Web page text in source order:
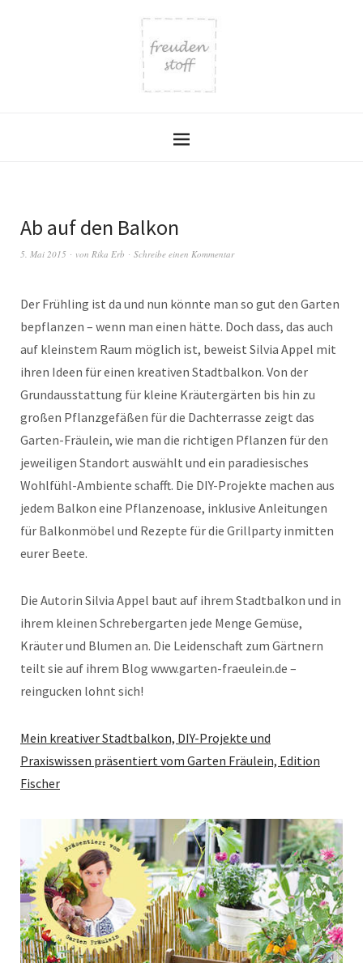
Ab auf den Balkon
5. Mai 2015 von Rika Erb Schreibe einen Kommentar
Der Frühling ist da und nun könnte man so gut den Garten
bepflanzen – wenn man einen hätte. Doch dass, das auch
auf kleinstem Raum möglich ist, beweist Silvia Appel mit
ihren Ideen für einen kreativen Stadtbalkon. Von der
Grundausstattung für kleine Kräutergärten bis hin zu
großen Pflanzgefäßen für die Dachterrasse zeigt das
Garten-Fräulein, wie man die richtigen Pflanzen für den
jeweiligen Standort auswählt und ein paradiesisches
Wohlfühl-Ambiente schafft. Die DIY-Projekte machen aus
jedem Balkon eine Pflanzenoase, inklusive Anleitungen
für Balkonmöbel und Rezepte für die Grillparty inmitten
eurer Beete.
Die Autorin Silvia Appel baut auf ihrem Stadtbalkon und in
ihrem kleinen Schrebergarten jede Menge Gemüse,
Kräuter und Blumen an. Die Leidenschaft zum Gärtnern
teilt sie auf ihrem Blog www.garten-fraeulein.de –
reingucken lohnt sich!
Mein kreativer Stadtbalkon, DIY-Projekte und
Praxiswissen präsentiert vom Garten Fräulein, Edition
Fischer